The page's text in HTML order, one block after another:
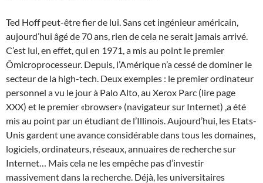
Ted Hoff peut-être fier de lui. Sans cet ingénieur américain,
aujourd’hui âgé de 70 ans, rien de cela ne serait jamais arrivé.
C’est lui, en effet, qui en 1971, a mis au point le premier
Ômicroprocesseur. Depuis, l’Amérique n’a cessé de dominer le
secteur de la high-tech. Deux exemples : le premier ordinateur
personnel a vu le jour à Palo Alto, au Xerox Parc (lire page
XXX) et le premier «browser» (navigateur sur Internet) ‚a été
mis au point par un étudiant de l’Illinois. Aujourd’hui, les Etats-
Unis gardent une avance considérable dans tous les domaines,
logiciels, ordinateurs, réseaux, annuaires de recherche sur
Internet… Mais cela ne les empêche pas d’investir
massivement dans la recherche. Déjà, les universitaires